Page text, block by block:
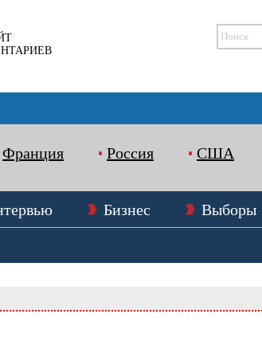
Франция Россия США
Бизнес Выборы